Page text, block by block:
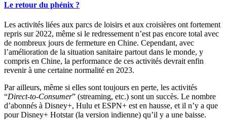
Le retour du phénix ?
Les activités liées aux parcs de loisirs et aux croisières ont fortement
repris sur 2022, même si le redressement n’est pas encore total avec
de nombreux jours de fermeture en Chine. Cependant, avec
l’amélioration de la situation sanitaire partout dans le monde, y
compris en Chine, la performance de ces activités devrait enfin
revenir à une certaine normalité en 2023.
Par ailleurs, même si elles sont toujours en perte, les activités
“Direct-to-Consumer” (streaming, etc.) sont un succès. Le nombre
d’abonnés à Disney+, Hulu et ESPN+ est en hausse, et il n’y a que
pour Disney+ Hotstar (la version indienne) qu’il y a une baisse.